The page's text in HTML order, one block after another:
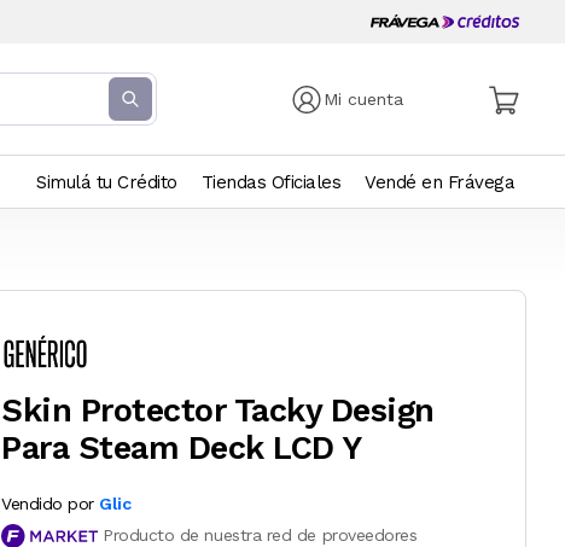
Mi cuenta
Simulá tu Crédito Tiendas Oficiales Vendé en Frávega
Skin Protector Tacky Design
Para Steam Deck LCD Y
Vendido por Glic
Producto de nuestra red de proveedores